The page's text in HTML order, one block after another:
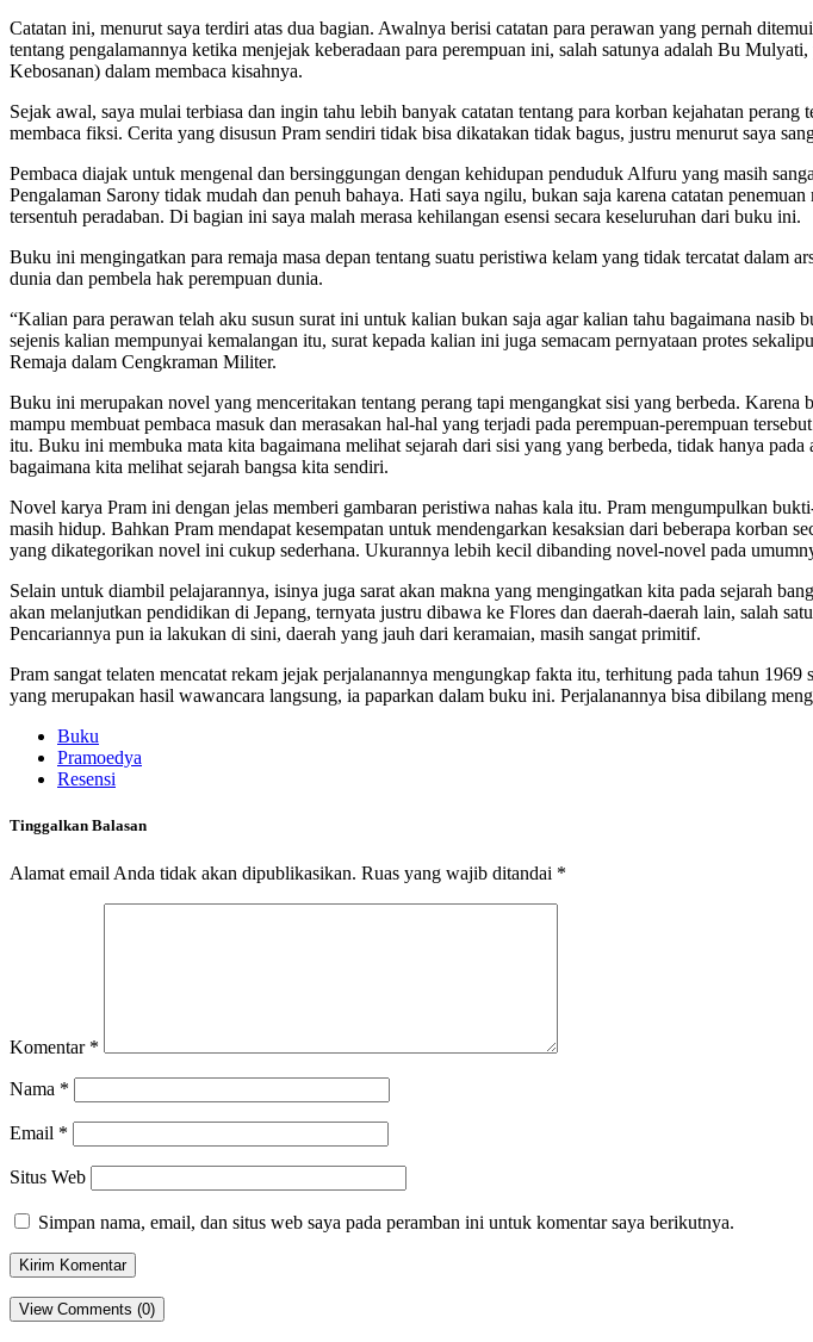
Catatan ini, menurut saya terdiri atas dua bagian. Awalnya berisi catatan para perawan yang pernah
tentang pengalamannya ketika menjejak keberadaan para perempuan ini, salah satunya adalah Bu
Kebosanan) dalam membaca kisahnya.
Sejak awal, saya mulai terbiasa dan ingin tahu lebih banyak catatan tentang para korban kejahatan
membaca fiksi. Cerita yang disusun Pram sendiri tidak bisa dikatakan tidak bagus, justru menurut saya
Pembaca diajak untuk mengenal dan bersinggungan dengan kehidupan penduduk Alfuru yang masih
Pengalaman Sarony tidak mudah dan penuh bahaya. Hati saya ngilu, bukan saja karena catatan
tersentuh peradaban. Di bagian ini saya malah merasa kehilangan esensi secara keseluruhan dari buku ini.
Buku ini mengingatkan para remaja masa depan tentang suatu peristiwa kelam yang tidak tercatat dalam
dunia dan pembela hak perempuan dunia.
“Kalian para perawan telah aku susun surat ini untuk kalian bukan saja agar kalian tahu bagaimana
sejenis kalian mempunyai kemalangan itu, surat kepada kalian ini juga semacam pernyataan protes
Remaja dalam Cengkraman Militer.
Buku ini merupakan novel yang menceritakan tentang perang tapi mengangkat sisi yang berbeda.
mampu membuat pembaca masuk dan merasakan hal-hal yang terjadi pada perempuan-perempuan
itu. Buku ini membuka mata kita bagaimana melihat sejarah dari sisi yang yang berbeda, tidak hanya
bagaimana kita melihat sejarah bangsa kita sendiri.
Novel karya Pram ini dengan jelas memberi gambaran peristiwa nahas kala itu. Pram mengumpulkan
masih hidup. Bahkan Pram mendapat kesempatan untuk mendengarkan kesaksian dari beberapa korban
yang dikategorikan novel ini cukup sederhana. Ukurannya lebih kecil dibanding novel-novel pada
Selain untuk diambil pelajarannya, isinya juga sarat akan makna yang mengingatkan kita pada sejarah
akan melanjutkan pendidikan di Jepang, ternyata justru dibawa ke Flores dan daerah-daerah lain, salah
Pencariannya pun ia lakukan di sini, daerah yang jauh dari keramaian, masih sangat primitif.
Pram sangat telaten mencatat rekam jejak perjalanannya mengungkap fakta itu, terhitung pada tahun
yang merupakan hasil wawancara langsung, ia paparkan dalam buku ini. Perjalanannya bisa dibilang
Buku
Pramoedya
Resensi
Tinggalkan Balasan
Alamat email Anda tidak akan dipublikasikan. Ruas yang wajib ditandai *
Komentar *
Nama *
Email *
Situs Web
Simpan nama, email, dan situs web saya pada peramban ini untuk komentar saya berikutnya.
View Comments (0)